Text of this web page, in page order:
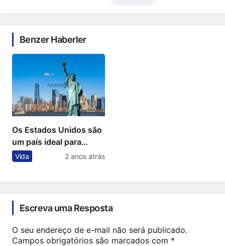
Benzer Haberler
Os Estados Unidos são
um país ideal para
morar?
Vida 2 anos atrás
Escreva uma Resposta
O seu endereço de e-mail não será publicado.
Campos obrigatórios são marcados com *